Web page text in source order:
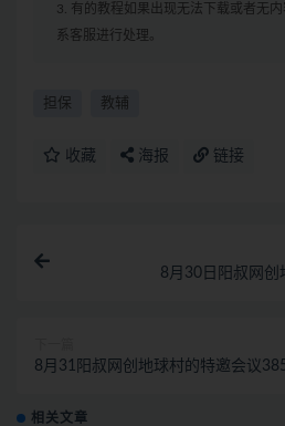
3. 有的教程如果出现无法下载或者无
系客服进行处理。
担保 教辅
收藏 海报 链接
8月30日阳叔网创
8月31阳叔网创地球村的特邀会议
相关文章